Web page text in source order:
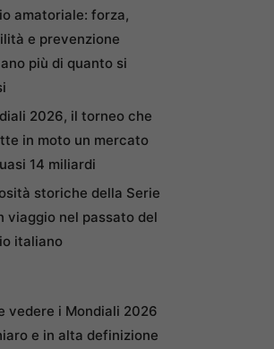
amatoriale: forza,
e prevenzione
più di quanto si
2026, il torneo che
in moto un mercato
14 miliardi
storiche della Serie
viaggio nel passato del
italiano
vedere i Mondiali 2026
e in alta definizione